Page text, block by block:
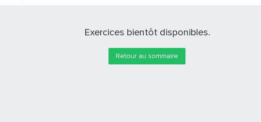
Exercices bientôt disponibles.
Retour au sommaire